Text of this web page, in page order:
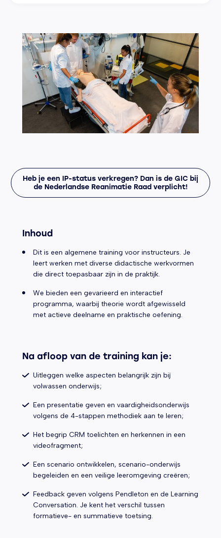
Heb je een IP-status verkregen? Dan is de GIC bij
de Nederlandse Reanimatie Raad verplicht!
Inhoud
Dit is een algemene training voor instructeurs. Je
leert werken met diverse didactische werkvormen
die direct toepasbaar zijn in de praktijk.
We bieden een gevarieerd en interactief
programma, waarbij theorie wordt afgewisseld
met actieve deelname en praktische oefening.
Na afloop van de training kan je:
Uitleggen welke aspecten belangrijk zijn bij
volwassen onderwijs;
Een presentatie geven en vaardigheidsonderwijs
volgens de 4-stappen methodiek aan te leren;
Het begrip CRM toelichten en herkennen in een
videofragment;
Een scenario ontwikkelen, scenario-onderwijs
begeleiden en een veilige leeromgeving creëren;
Feedback geven volgens Pendleton en de Learning
Conversation. Je kent het verschil tussen
formatieve- en summatieve toetsing.